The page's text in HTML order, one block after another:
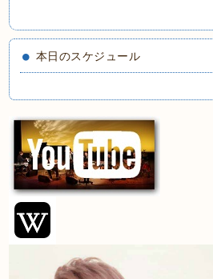
本日のスケジュール